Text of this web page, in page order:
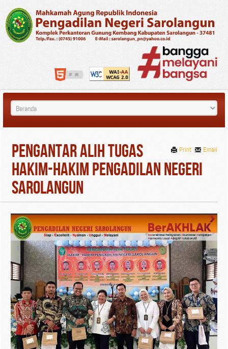
Email
Print
Pengantar Alih Tugas
Hakim-Hakim Pengadilan Negeri
Sarolangun